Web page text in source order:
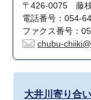
〒426-0075 藤枝
電話番号：054-
ファクス番号：
chubu-
大井川寄り合